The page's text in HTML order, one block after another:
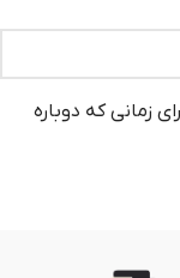
زمانی که دوباره